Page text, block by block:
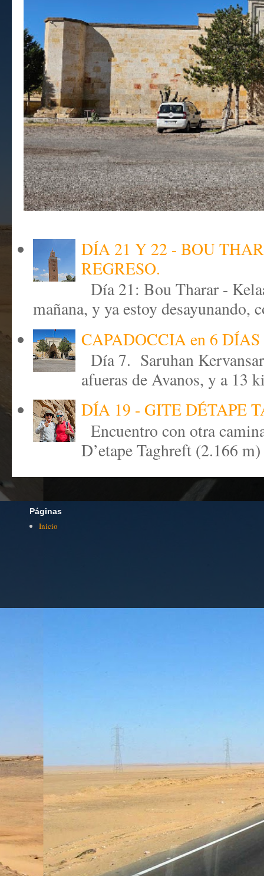
DÍA 21 Y 22 - BOU
REGRESO.
Día 21: Bou Tharar -
mañana, y ya estoy desayunando,
CAPADOCCIA en 6
Día 7. Saruhan
afueras de Avanos, y a 13
DÍA 19 - GITE DÉTAPE
Encuentro con otra
D’etape Taghreft (2.166
Páginas
Inicio